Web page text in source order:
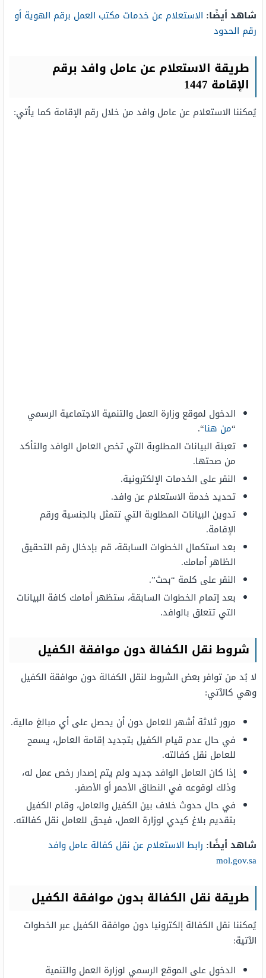
شاهد أيضًا: الاستعلام عن خدمات مكتب العمل برقم الهوية أو
رقم الحدود
طريقة الاستعلام عن عامل وافد برقم
الإقامة 1447
يُمكننا الاستعلام عن عامل وافد من خلال رقم الإقامة كما يأتي:
الدخول لموقع وزارة العمل والتنمية الاجتماعية الرسمي
“من هنا“.
تعبئة البيانات المطلوبة التي تخص العامل الوافد والتأكد
من صحتها.
النقر على الخدمات الإلكترونية.
تحديد خدمة الاستعلام عن وافد.
تدوين البيانات المطلوبة التي تتمثل بالجنسية ورقم
الإقامة.
بعد استكمال الخطوات السابقة، قم بإدخال رقم التحقيق
الظاهر أمامك.
النقر على كلمة “بحث”.
بعد إتمام الخطوات السابقة، ستظهر أمامك كافة البيانات
التي تتعلق بالوافد.
شروط نقل الكفالة دون موافقة الكفيل
لا بُد من توافر بعض الشروط لنقل الكفالة دون موافقة الكفيل
وهي كالآتي:
مرور ثلاثة أشهر للعامل دون أن يحصل على أي مبالغ مالية.
في حال عدم قيام الكفيل بتجديد إقامة العامل، يسمح
للعامل نقل كفالته.
إذا كان العامل الوافد جديد ولم يتم إصدار رخص عمل له،
وذلك لوقوعه في النطاق الأحمر أو الأصفر.
في حال حدوث خلاف بين الكفيل والعامل، وقام الكفيل
بتقديم بلاغ كيدي لوزارة العمل، فيحق للعامل نقل كفالته.
شاهد أيضًا: رابط الاستعلام عن نقل كفالة عامل وافد
mol.gov.sa
طريقة نقل الكفالة بدون موافقة الكفيل
يُمكننا نقل الكفالة إلكترونيا دون موافقة الكفيل عبر الخطوات
الآتية:
الدخول على الموقع الرسمي لوزارة العمل والتنمية